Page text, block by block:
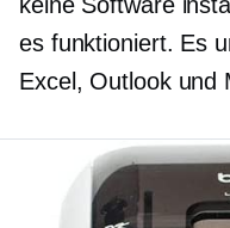
keine Software
es funktioniert. Es
Excel, Outlook und